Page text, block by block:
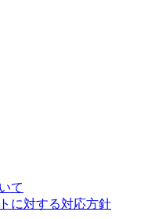
て
に対する対応方針